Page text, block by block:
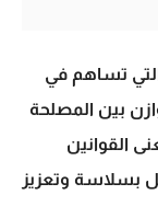
تساهم في
بين المصلحة
القوانين
بسلاسة وتعزيز